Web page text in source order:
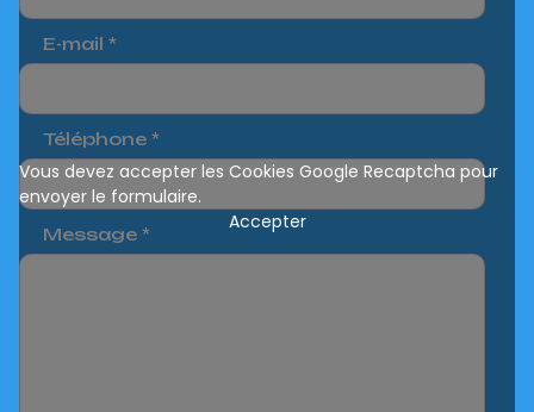
Vous devez accepter les Cookies Google Recaptcha pour
envoyer le formulaire.
Accepter
E-mail *
Téléphone *
Message *